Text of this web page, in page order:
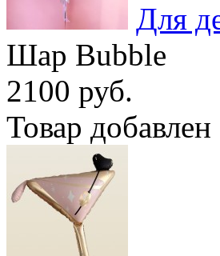
Для
Шар Bubble
2100 руб.
Товар добавлен